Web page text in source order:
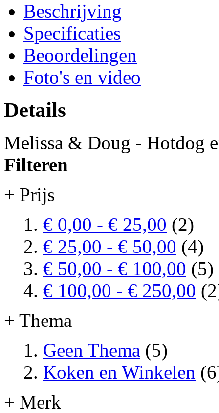
Beschrijving
Specificaties
Beoordelingen
Foto's en video
Details
Melissa & Doug - Hotdog
Filteren
+ Prijs
€ 0,00 - € 25,00 (2)
€ 25,00 - € 50,00 (4)
€ 50,00 - € 100,00 (5)
€ 100,00 - € 250,00
+ Thema
Geen Thema (5)
Koken en Winkelen
+ Merk